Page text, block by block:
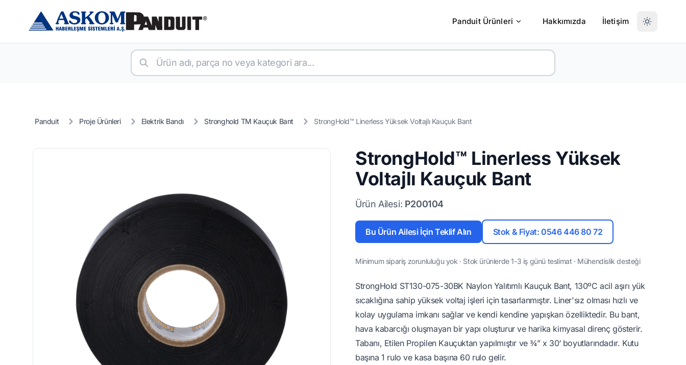
Panduit Ürünleri Hakkımızda İletişim
Panduit Proje Ürünleri Elektrik Bandı Stronghold TM Kauçuk Bant StrongHold™ Linerless Yüksek Voltajlı Kauçuk Bant
StrongHold™ Linerless Yüksek
Voltajlı Kauçuk Bant
Ürün Ailesi: P200104
Bu Ürün Ailesi İçin Teklif Alın Stok & Fiyat: 0546 446 80 72
Minimum sipariş zorunluluğu yok · Stok ürünlerde 1-3 iş günü teslimat · Mühendislik desteği
StrongHold ST130-075-30BK Naylon Yalıtımlı Kauçuk Bant, 130ºC acil aşırı yük
sıcaklığına sahip yüksek voltaj işleri için tasarlanmıştır. Liner'sız olması hızlı ve
kolay uygulama imkanı sağlar ve kendi kendine yapışkan özelliktedir. Bu bant,
hava kabarcığı oluşmayan bir yapı oluşturur ve harika kimyasal direnç gösterir.
Tabanı, Etilen Propilen Kauçuktan yapılmıştır ve ¾” x 30‘ boyutlarındadır. Kutu
başına 1 rulo ve kasa başına 60 rulo gelir.